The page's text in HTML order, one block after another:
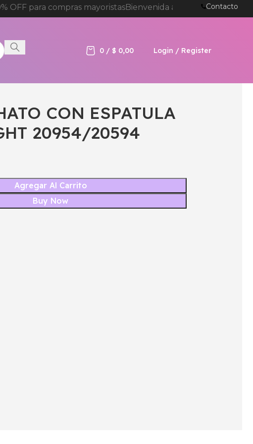
OFF para compras mayoristasBienvenida a tienda online de
Contacto
0 / $ 0,00 Login / Register
CON ESPATULA
20954/20594
Agregar Al Carrito
Buy Now